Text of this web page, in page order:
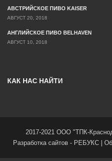
АВСТРИЙСКОЕ ПИВО KAISER
АВГУСТ 20, 2018
АНГЛИЙСКОЕ ПИВО BELHAVEN
АВГУСТ 10, 2018
КАК НАС НАЙТИ
2017-2021 ООО "ТПК-
Разработка сайтов - РЕБУКС|